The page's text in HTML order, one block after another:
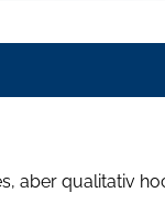
aber qualitativ